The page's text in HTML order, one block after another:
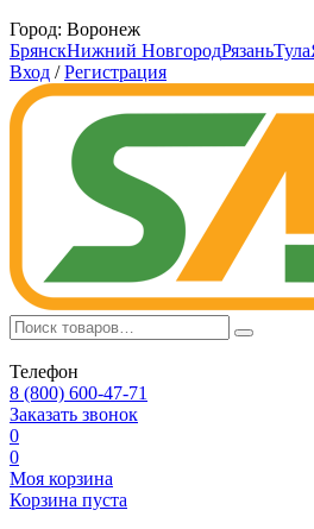
Город: Воронеж
БрянскНижний НовгородРязаньТула
Вход / Регистрация
Телефон
8 (800) 600-47-71
Заказать звонок
0
0
Моя корзина
Корзина пуста